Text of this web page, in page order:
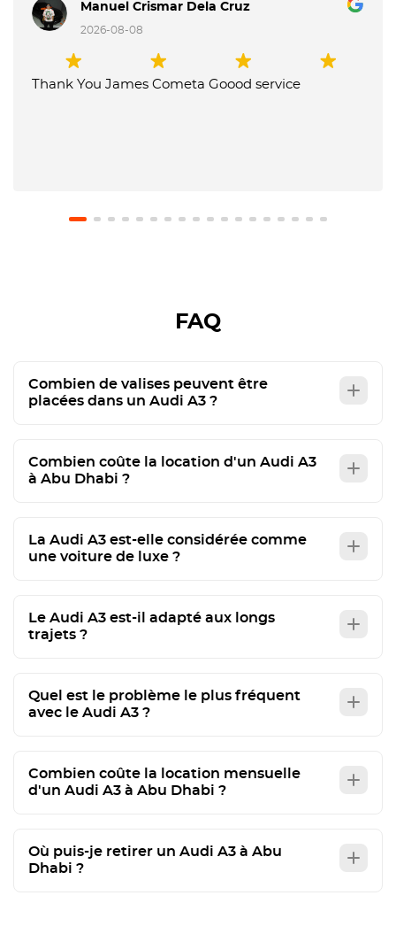
Manuel Crismar Dela Cruz
2026-08-08
Thank You James Cometa Goood service
FAQ
Combien de valises peuvent être
placées dans un Audi A3 ?
Combien coûte la location d'un Audi A3
à Abu Dhabi ?
La Audi A3 est-elle considérée comme
une voiture de luxe ?
Le Audi A3 est-il adapté aux longs
trajets ?
Quel est le problème le plus fréquent
avec le Audi A3 ?
Combien coûte la location mensuelle
d'un Audi A3 à Abu Dhabi ?
Où puis-je retirer un Audi A3 à Abu
Dhabi ?